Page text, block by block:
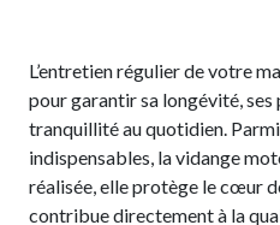
L’entretien régulier de votre
pour garantir sa longévité,
tranquillité au quotidien.
indispensables, la vidange
réalisée, elle protège le cœur
contribue directement à la